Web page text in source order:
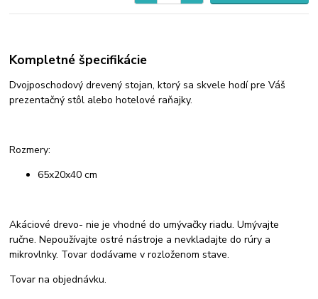
Kompletné špecifikácie
Dvojposchodový drevený stojan, ktorý sa skvele hodí pre Váš
prezentačný stôl alebo hotelové raňajky.
Rozmery:
65x20x40 cm
Akáciové drevo- nie je vhodné do umývačky riadu. Umývajte
ručne. Nepoužívajte ostré nástroje a nevkladajte do rúry a
mikrovlnky. Tovar dodávame v rozloženom stave.
Tovar na objednávku.